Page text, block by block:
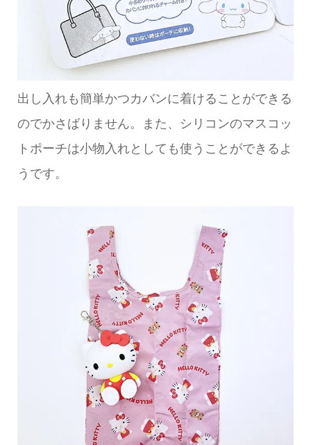
出し入れも簡単かつカバンに着けることができる
のでかさばりません。また、シリコンのマスコッ
トポーチは小物入れとしても使うことができるよ
うです。